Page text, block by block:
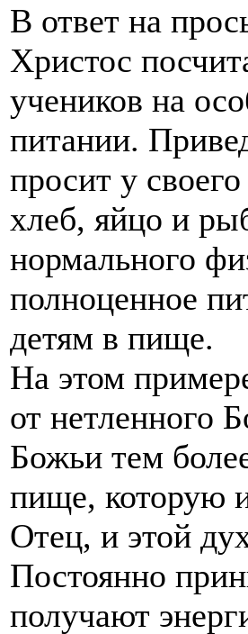
В ответ на
Христос
учеников на
питании.
просит у
хлеб, яйцо и
нормального
полноценное
детям в пище.
На этом
от нетленного
Божьи тем
пище, которую
Отец, и этой
Постоянно
получают